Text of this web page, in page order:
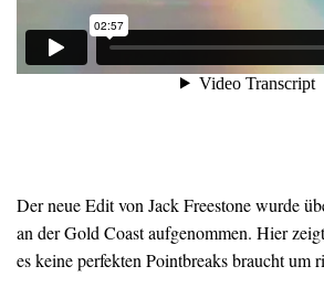
Der neue Edit von Jack Freestone wurde
an der Gold Coast aufgenommen. Hier
es keine perfekten Pointbreaks braucht um